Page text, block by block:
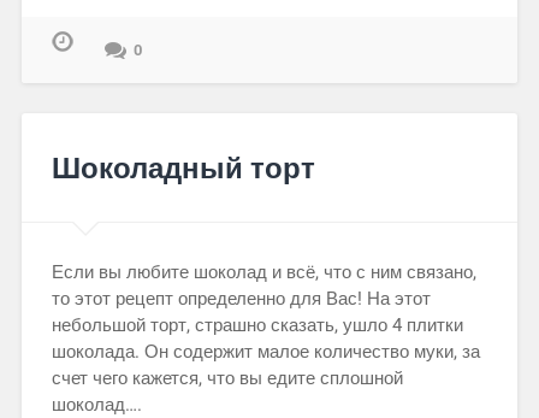
0
Шоколадный торт
Если вы любите шоколад и всё, что с ним связано,
то этот рецепт определенно для Вас! На этот
небольшой торт, страшно сказать, ушло 4 плитки
шоколада. Он содержит малое количество муки, за
счет чего кажется, что вы едите сплошной
шоколад….